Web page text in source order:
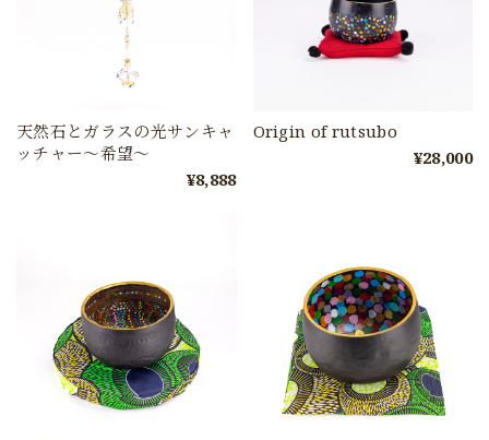
天然石とガラスの光サンキャ
ッチャー〜希望〜
¥8,888
Origin of rutsubo
¥28,000